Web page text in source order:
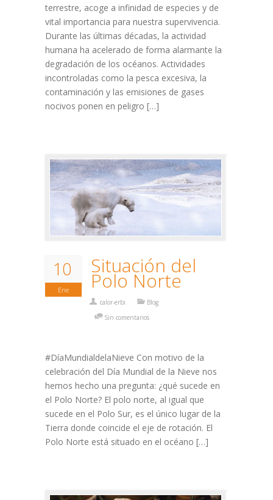
terrestre, acoge a infinidad de especies y de
vital importancia para nuestra supervivencia.
Durante las últimas décadas, la actividad
humana ha acelerado de forma alarmante la
degradación de los océanos. Actividades
incontroladas como la pesca excesiva, la
contaminación y las emisiones de gases
nocivos ponen en peligro […]
10
Ene
Situación del
Polo Norte
calor-erbi
Blog
Sin comentarios
#DíaMundialdelaNieve Con motivo de la
celebración del Día Mundial de la Nieve nos
hemos hecho una pregunta: ¿qué sucede en
el Polo Norte? El polo norte, al igual que
sucede en el Polo Sur, es el único lugar de la
Tierra donde coincide el eje de rotación. El
Polo Norte está situado en el océano […]